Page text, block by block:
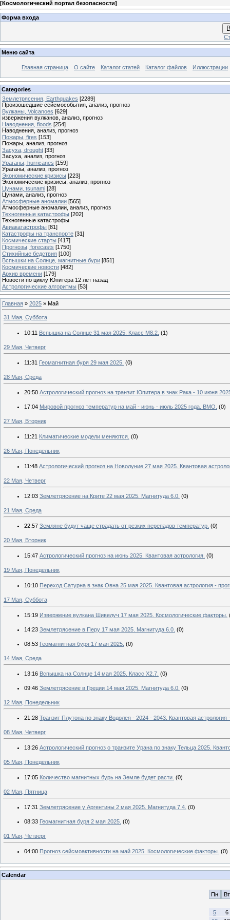
[Космологический портал безопасности]
Форма входа
Меню сайта
Главная страница О сайте Каталог статей Каталог файлов Иллюстрации
Categories
Землетрясения, Earthquakes [2289]
Произошедшие сейсмособытия, анализ, прогноз
Вулканы, Volcanoes [629]
извержения вулканов, анализ, прогноз
Наводнения, floods [254]
Наводнения, анализ, прогноз
Пожары, fires [153]
Пожары, анализ, прогноз
Засуха, drought [33]
Засуха, анализ, прогноз
Ураганы, hurricanes [159]
Ураганы, анализ, прогноз
Экономические кризисы [223]
Экономические кризисы, анализ, прогноз
Цунами, tsunami [28]
Цунами, анализ, прогноз
Атмосферные аномалии [565]
Атмосферные аномалии, анализ, прогноз
Техногенные катастрофы [202]
Техногенные катастрофы
Авиакатастрофы [81]
Катастрофы на транспорте [31]
Космические старты [417]
Прогнозы, forecasts [1750]
Стихийные бедствия [100]
Вспышки на Солнце, магнитные бури [851]
Космические новости [482]
Архив времени [179]
Новости по циклу Юпитера 12 лет назад
Астрологические алгоритмы [53]
Главная » 2025 » Май
31 Мая, Суббота
10:11 Вспышка на Солнце 31 мая 2025. Класс M8.2. (1)
29 Мая, Четверг
11:31 Геомагнитная буря 29 мая 2025. (0)
28 Мая, Среда
20:50 Астрологический прогноз на транзит Юпитера в знак Рака - 10 июня
17:04 Мировой прогноз температур на май - июнь - июль 2025 года. ВМО. (0)
27 Мая, Вторник
11:21 Климатические модели меняются. (0)
26 Мая, Понедельник
11:48 Астрологический прогноз на Новолуние 27 мая 2025. Квантовая
22 Мая, Четверг
12:03 Землетрясение на Крите 22 мая 2025. Магнитуда 6.0. (0)
21 Мая, Среда
22:57 Земляне будут чаще страдать от резких перепадов температур. (0)
20 Мая, Вторник
15:47 Астрологический прогноз на июнь 2025. Квантовая астрология. (0)
19 Мая, Понедельник
10:10 Переход Сатурна в знак Овна 25 мая 2025. Квантовая астрология -
17 Мая, Суббота
15:19 Извержение вулкана Шивелуч 17 мая 2025. Космологические факторы.
14:23 Землетрясение в Перу 17 мая 2025. Магнитуда 6.0. (0)
08:53 Геомагнитная буря 17 мая 2025. (0)
14 Мая, Среда
13:16 Вспышка на Солнце 14 мая 2025. Класс X2.7. (0)
09:46 Землетрясение в Греции 14 мая 2025. Магнитуда 6.0. (0)
12 Мая, Понедельник
21:28 Транзит Плутона по знаку Водолея - 2024 - 2043. Квантовая астрология
08 Мая, Четверг
13:26 Астрологический прогноз о транзите Урана по знаку Тельца 2025.
05 Мая, Понедельник
17:05 Количество магнитных бурь на Земле будет расти. (0)
02 Мая, Пятница
17:31 Землетрясение у Аргентины 2 мая 2025. Магнитуда 7.4. (0)
08:33 Геомагнитная буря 2 мая 2025. (0)
01 Мая, Четверг
04:00 Прогноз сейсмоактивности на май 2025. Космологические факторы. (0)
Calendar
Пн Вт
5
6